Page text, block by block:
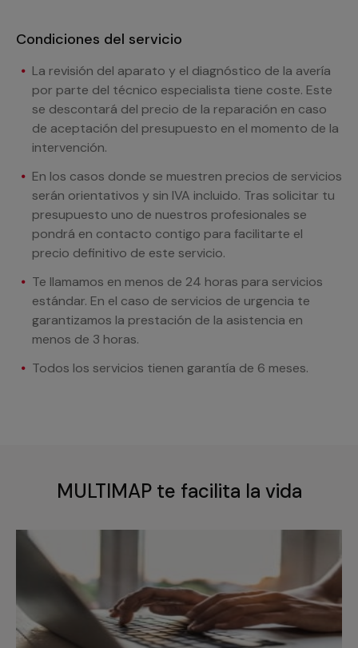
Condiciones del servicio
La revisión del aparato y el diagnóstico de la avería
por parte del técnico especialista tiene coste. Este
se descontará del precio de la reparación en caso
de aceptación del presupuesto en el momento de la
intervención.
En los casos donde se muestren precios de servicios
serán orientativos y sin IVA incluido. Tras solicitar tu
presupuesto uno de nuestros profesionales se
pondrá en contacto contigo para facilitarte el
precio definitivo de este servicio.
Te llamamos en menos de 24 horas para servicios
estándar. En el caso de servicios de urgencia te
garantizamos la prestación de la asistencia en
menos de 3 horas.
Todos los servicios tienen garantía de 6 meses.
MULTIMAP te facilita la vida